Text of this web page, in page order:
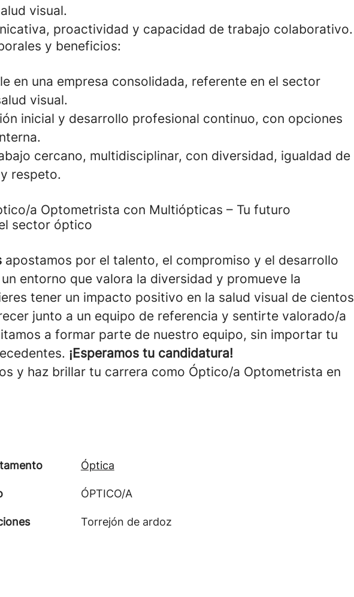
visual.
proactividad y capacidad de trabajo colaborativo.
y beneficios:
en una empresa consolidada, referente en el sector
visual.
inicial y desarrollo profesional continuo, con opciones
cercano, multidisciplinar, con diversidad, igualdad de
respeto.
a Optometrista con Multiópticas – Tu futuro
sector óptico
apostamos por el talento, el compromiso y el desarrollo
entorno que valora la diversidad y promueve la
tener un impacto positivo en la salud visual de cientos
junto a un equipo de referencia y sentirte valorado/a
a formar parte de nuestro equipo, sin importar tu
¡Esperamos tu candidatura!
y haz brillar tu carrera como Óptico/a Optometrista en
Óptica
ÓPTICO/A
Torrejón de ardoz